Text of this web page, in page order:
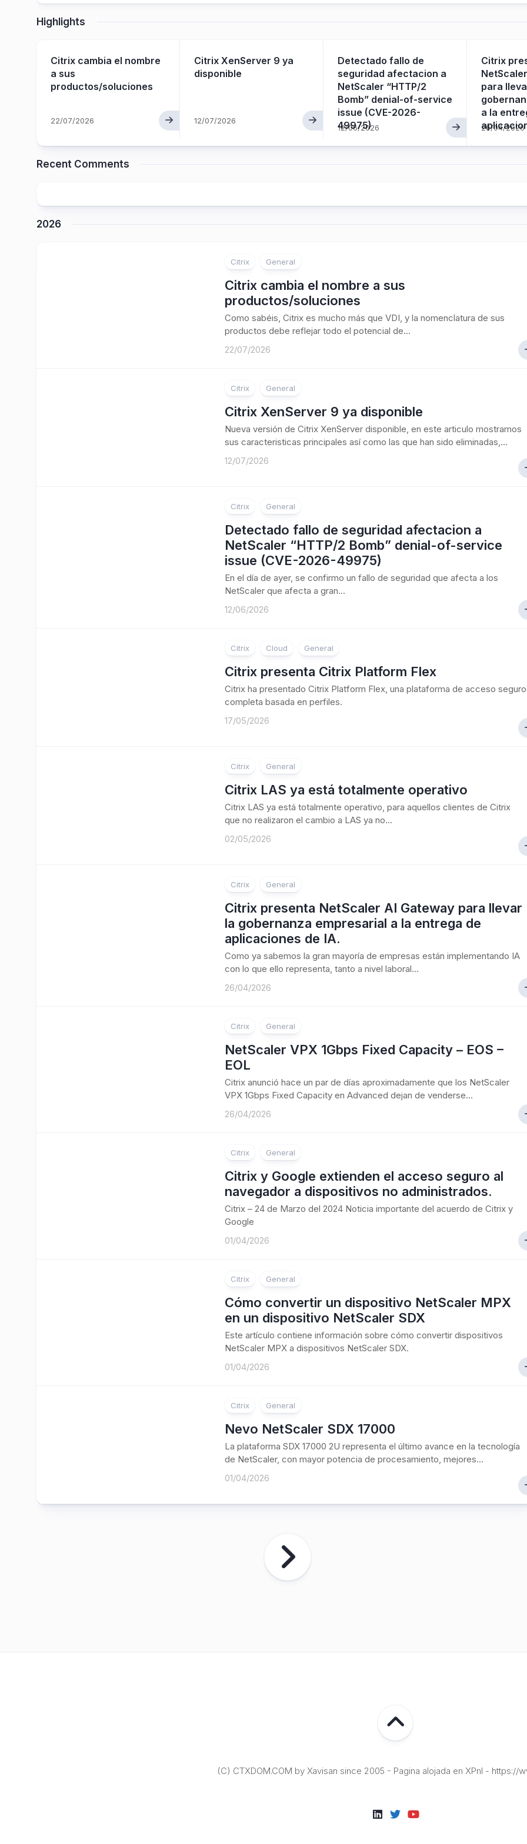
Highlights
Citrix cambia el nombre
a sus
productos/soluciones
22/07/2026
Citrix XenServer 9 ya
disponible
12/07/2026
Detectado fallo de
seguridad afectacion a
NetScaler “HTTP/2
Bomb” denial-of-service
issue (CVE-2026-
49975)
12/06/2026
Citrix
para
a la
26/04/2026
Recent Comments
2026
Citrix General
Citrix cambia el nombre a sus
productos/soluciones
Como sabéis, Citrix es mucho más que VDI, y la nomenclatura de sus
productos debe reflejar todo el potencial de...
22/07/2026
Citrix General
Citrix XenServer 9 ya disponible
Nueva versión de Citrix XenServer disponible, en este articulo mostramos
sus caracteristicas principales así como las que han sido eliminadas,...
12/07/2026
Citrix General
Detectado fallo de seguridad afectacion a
NetScaler “HTTP/2 Bomb” denial-of-service
issue (CVE-2026-49975)
En el día de ayer, se confirmo un fallo de seguridad que afecta a los
NetScaler que afecta a gran...
12/06/2026
Citrix Cloud General
Citrix presenta Citrix Platform Flex
Citrix ha presentado Citrix Platform Flex, una plataforma de acceso seguro
completa basada en perfiles.
17/05/2026
Citrix General
Citrix LAS ya está totalmente operativo
Citrix LAS ya está totalmente operativo, para aquellos clientes de Citrix
que no realizaron el cambio a LAS ya no...
02/05/2026
Citrix General
Citrix presenta NetScaler AI Gateway para llevar
la gobernanza empresarial a la entrega de
aplicaciones de IA.
Como ya sabemos la gran mayoría de empresas están implementando IA
con lo que ello representa, tanto a nivel laboral...
26/04/2026
Citrix General
NetScaler VPX 1Gbps Fixed Capacity – EOS –
EOL
Citrix anunció hace un par de días aproximadamente que los NetScaler
VPX 1Gbps Fixed Capacity en Advanced dejan de venderse...
26/04/2026
Citrix General
Citrix y Google extienden el acceso seguro al
navegador a dispositivos no administrados.
Citrix – 24 de Marzo del 2024 Noticia importante del acuerdo de Citrix y
Google
01/04/2026
Citrix General
Cómo convertir un dispositivo NetScaler MPX
en un dispositivo NetScaler SDX
Este artículo contiene información sobre cómo convertir dispositivos
NetScaler MPX a dispositivos NetScaler SDX.
01/04/2026
Citrix General
Nevo NetScaler SDX 17000
La plataforma SDX 17000 2U representa el último avance en la tecnología
de NetScaler, con mayor potencia de procesamiento, mejores...
01/04/2026
(C) CTXDOM.COM by Xavisan since 2005 - Pagina alojada en XPnI - https://